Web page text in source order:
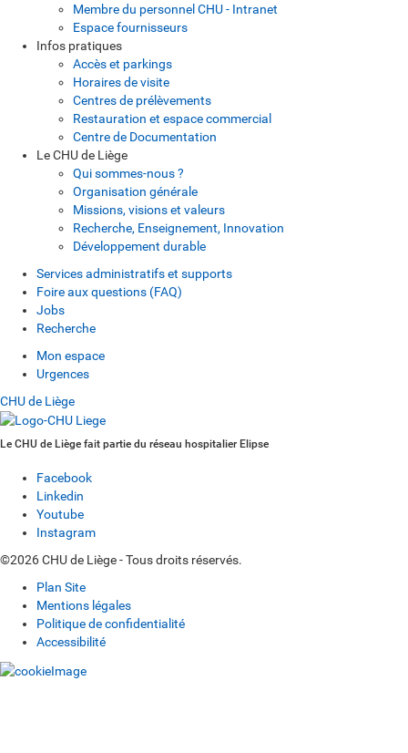
Membre du personnel CHU - Intranet
Espace fournisseurs
Infos pratiques
Accès et parkings
Horaires de visite
Centres de prélèvements
Restauration et espace commercial
Centre de Documentation
Le CHU de Liège
Qui sommes-nous ?
Organisation générale
Missions, visions et valeurs
Recherche, Enseignement, Innovation
Développement durable
Services administratifs et supports
Foire aux questions (FAQ)
Jobs
Recherche
Mon espace
Urgences
CHU de Liège
Le CHU de Liège fait partie du réseau hospitalier Elipse
Facebook
Linkedin
Youtube
Instagram
©2026 CHU de Liège - Tous droits réservés.
Plan Site
Mentions légales
Politique de confidentialité
Accessibilité